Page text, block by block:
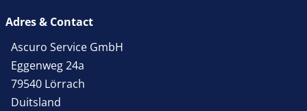
Adres & Contact
Ascuro Service GmbH
Eggenweg 24a
79540 Lörrach
Duitsland